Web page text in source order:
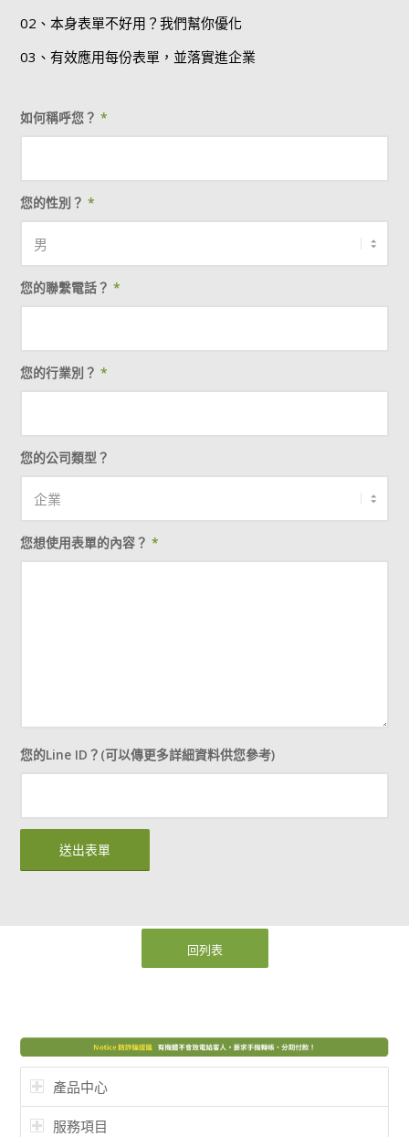
02、本身表單不好用？我們幫你優化
03、有效應用每份表單，並落實進企業
如何稱呼您？*
您的性別？*
您的聯繫電話？*
您的行業別？*
您的公司類型？
您想使用表單的內容？*
您的Line ID？(可以傳更多詳細資料供您參考)
回列表
產品中心
服務項目